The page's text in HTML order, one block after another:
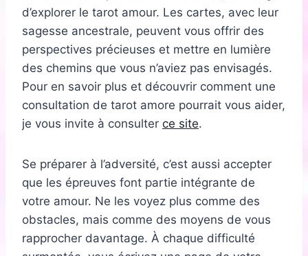
d’explorer le tarot amour. Les cartes, avec leur
sagesse ancestrale, peuvent vous offrir des
perspectives précieuses et mettre en lumière
des chemins que vous n’aviez pas envisagés.
Pour en savoir plus et découvrir comment une
consultation de tarot amore pourrait vous aider,
je vous invite à consulter ce site.
Se préparer à l’adversité, c’est aussi accepter
que les épreuves font partie intégrante de
votre amour. Ne les voyez plus comme des
obstacles, mais comme des moyens de vous
rapprocher davantage. À chaque difficulté